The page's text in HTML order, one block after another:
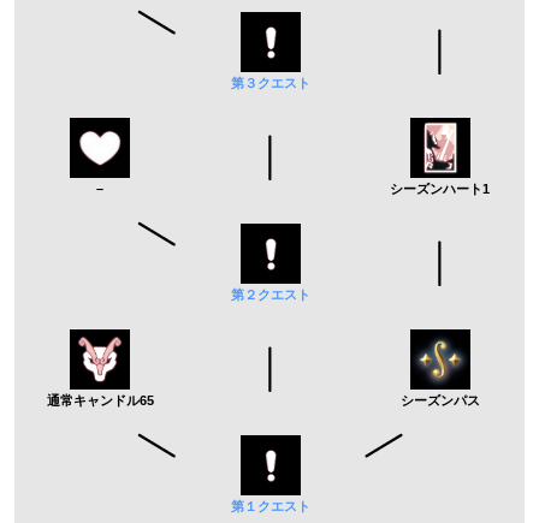
第３クエスト
– シーズンハート1
第２クエスト
通常キャンドル65 シーズンパス
第１クエスト